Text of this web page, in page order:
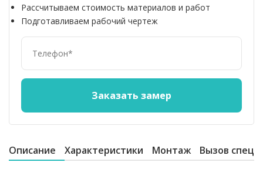
Рассчитываем стоимость материалов и работ
Подготавливаем рабочий чертеж
Описание Характеристики Монтаж Вызов